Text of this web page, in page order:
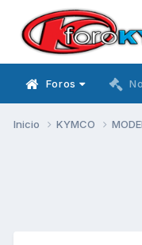
Foros
Inicio KYMCO